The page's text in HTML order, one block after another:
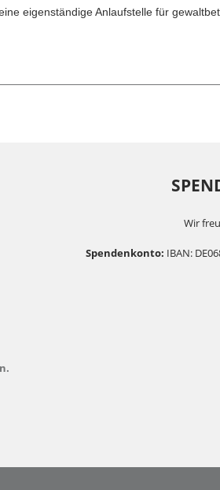
eigenständige Anlaufstelle für
Wir
Spendenkonto: IBAN: